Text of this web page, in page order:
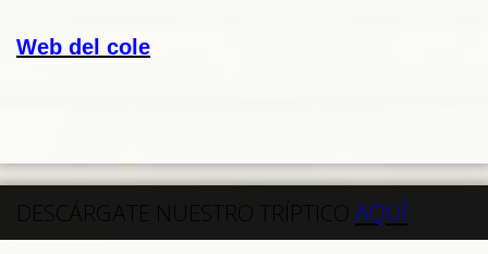
Web del cole
DESCÁRGATE NUESTRO TRÍPTICO AQUÍ